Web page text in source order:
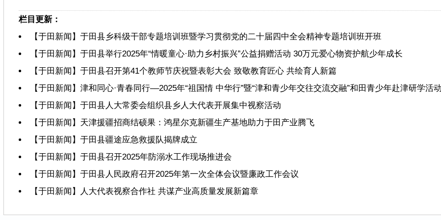
栏目更新：
【于田新闻】于田县乡科级干部专题培训班暨学习贯彻党的二十届四中全会精神专题培训班开班
【于田新闻】于田县举行2025年“情暖童心·助力乡村振兴”公益捐赠活动 30万元爱心物资护航少年成长
【于田新闻】于田县召开第41个教师节庆祝暨表彰大会 致敬教育匠心 共绘育人新篇
【于田新闻】津和同心·青春同行––2025年“祖国情 中华行”暨“津和青少年交往交流交融”和田青少年赴津研学活
【于田新闻】于田县人大常委会组织县乡人大代表开展集中视察活动
【于田新闻】天津援疆招商结硕果：鸿星尔克新疆生产基地助力于田产业腾飞
【于田新闻】于田县疆途应急救援队揭牌成立
【于田新闻】于田县召开2025年防溺水工作现场推进会
【于田新闻】于田县人民政府召开2025年第一次全体会议暨廉政工作会议
【于田新闻】人大代表视察合作社 共谋产业高质量发展新篇章